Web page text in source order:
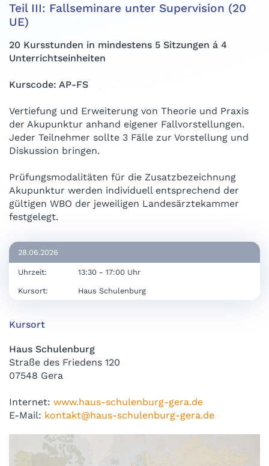
Teil III: Fallseminare unter Supervision (20
UE)
20 Kursstunden in mindestens 5 Sitzungen á 4
Unterrichtseinheiten
Kurscode: AP-FS
Vertiefung und Erweiterung von Theorie und Praxis
der Akupunktur anhand eigener Fallvorstellungen.
Jeder Teilnehmer sollte 3 Fälle zur Vorstellung und
Diskussion bringen.
Prüfungsmodalitäten für die Zusatzbezeichnung
Akupunktur werden individuell entsprechend der
gültigen WBO der jeweiligen Landesärztekammer
festgelegt.
28.06.2026
Uhrzeit: 13:30 - 17:00 Uhr
Kursort: Haus Schulenburg
Kursort
Haus Schulenburg
Straße des Friedens 120
07548 Gera
Internet: www.haus-schulenburg-gera.de
E-Mail: kontakt@haus-schulenburg-gera.de